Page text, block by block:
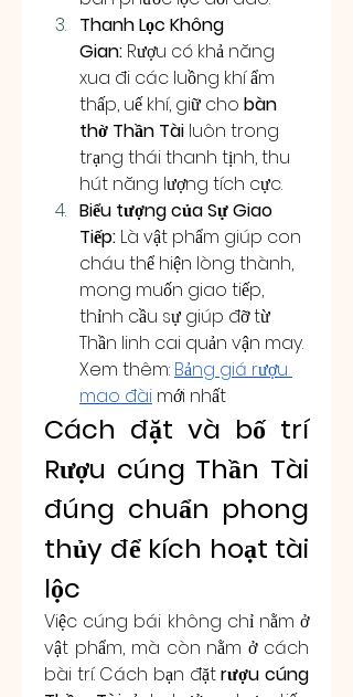
Thanh Lọc Không
Gian: Rượu có khả năng
xua đi các luồng khí ẩm
thấp, uế khí, giữ cho bàn
thờ Thần Tài luôn trong
trạng thái thanh tịnh, thu
hút năng lượng tích cực.
Biểu tượng của Sự Giao
Tiếp: Là vật phẩm giúp con
cháu thể hiện lòng thành,
mong muốn giao tiếp,
thỉnh cầu sự giúp đỡ từ
Thần linh cai quản vận may.
Xem thêm: Bảng giá rượu
mao đài mới nhất
Cách đặt và bố trí
Rượu cúng Thần Tài
đúng chuẩn phong
thủy để kích hoạt tài
lộc
Việc cúng bái không chỉ nằm ở
vật phẩm, mà còn nằm ở cách
bài trí. Cách bạn đặt rượu cúng